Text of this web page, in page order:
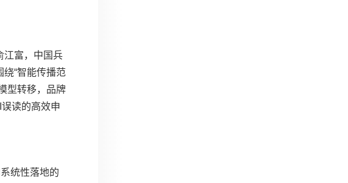
富，中国兵
“智能传播范
型转移，品牌
读的高效申
统性落地的